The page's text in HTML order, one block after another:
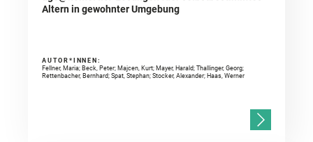
Altern in gewohnter Umgebung
AUTOR*INNEN:
Fellner, Maria; Beck, Peter; Majcen, Kurt; Mayer, Harald; Thallinger, Georg;
Rettenbacher, Bernhard; Spat, Stephan; Stocker, Alexander; Haas, Werner